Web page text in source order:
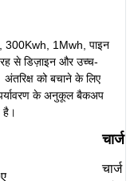
300Kwh, 1Mwh, पाइन
से डिज़ाइन और उच्च-
को बचाने के लिए
के अनुकूल बैकअप
है।
चार्ज
चार्ज